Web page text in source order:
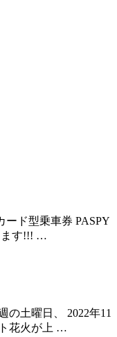
ード型乗車券 PASPY
ます!!! …
の土曜日、 2022年11
花火が上 …